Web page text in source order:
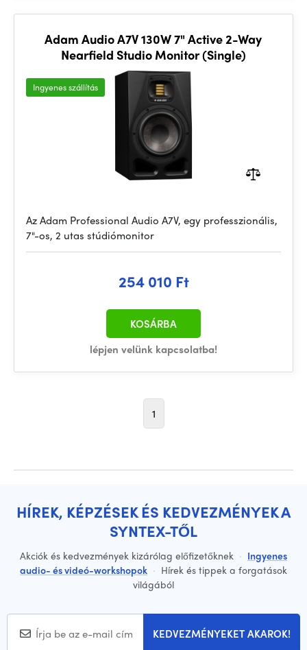
Adam Audio A7V 130W 7" Active 2-Way
Nearfield Studio Monitor (Single)
Ingyenes szállítás
Az Adam Professional Audio A7V, egy professzionális,
7"-os, 2 utas stúdiómonitor
254 010 Ft
lépjen velünk kapcsolatba!
KOSÁRBA
1
HÍREK, KÉPZÉSEK ÉS KEDVEZMÉNYEK A
SYNTEX-TŐL
Akciók és kedvezmények kizárólag előfizetőknek · Ingyenes
audio- és videó-workshopok · Hírek és tippek a forgatások
világából
KEDVEZMÉNYEKET AKAROK!